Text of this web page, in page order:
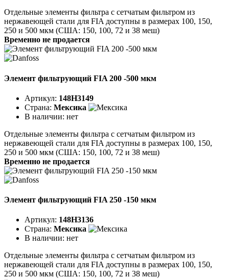
Отдельные элементы фильтра с сетчатым фильтром из
нержавеющей стали для FIA доступны в размерах 100, 150,
250 и 500 мкм (США: 150, 100, 72 и 38 меш)
Временно не продается
Элемент фильтрующий FIA 200 -500 мкм
Артикул: 148H3149
Страна: Мексика
В наличии: нет
Отдельные элементы фильтра с сетчатым фильтром из
нержавеющей стали для FIA доступны в размерах 100, 150,
250 и 500 мкм (США: 150, 100, 72 и 38 меш)
Временно не продается
Элемент фильтрующий FIA 250 -150 мкм
Артикул: 148H3136
Страна: Мексика
В наличии: нет
Отдельные элементы фильтра с сетчатым фильтром из
нержавеющей стали для FIA доступны в размерах 100, 150,
250 и 500 мкм (США: 150, 100, 72 и 38 меш)